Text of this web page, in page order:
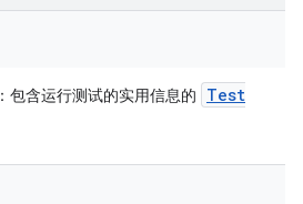
：包含运行测试的实用信息的
Test